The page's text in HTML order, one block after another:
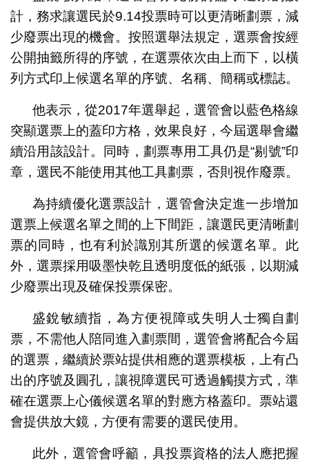
計，務求讓選民於9.14投票時可以更清晰劃票，減
少廢票出現的機會。按照選舉法規定，選票會按經
公開抽籤所得的序號，在選票依次由上而下，以橫
列方式印上候選名單的序號、名稱、簡稱或標誌。
他表示，從2017年選舉起，選管會以藍色格線
突顯選票上的蓋印方格，效果良好，今屆選舉會繼
續沿用該設計。同時，劃票專用工具仍是“剔號”印
章，選民不能使用其他工具劃票，否則視作廢票。
為持續優化選票設計，選管會決定進一步增加
選票上候選名單之間的上下間距，讓選民更清晰劃
票的同時，也有利於識別其所選的候選名單。此
外，選票採用吸墨快乾且透明度低的紙張，以期減
少廢票出現及確保投票保密。
盛銳敏續指，為方便視障或失明人士獨自劃
票，不需他人陪同進入劃票間，選管會將配合今屆
的選票，繼續於票站提供相應的選票模板，上有凸
出的序號及圓孔，讓視障選民可透過觸摸方式，準
確在選票上心儀候選名單的對應方格蓋印。票站還
會提供放大鏡，方便有需要的選民使用。
此外，選管會呼籲，具投票資格的法人應把握